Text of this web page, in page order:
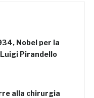
Nobel per la
Pirandello
alla chirurgia